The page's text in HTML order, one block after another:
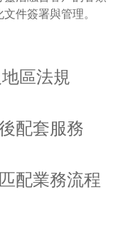
件簽署與管理。
區法規
配套服務
配業務流程